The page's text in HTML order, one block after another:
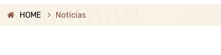
HOME Notícias